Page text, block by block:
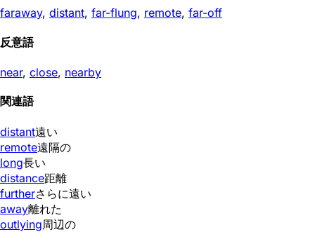
faraway, distant, far-flung, remote, far-off
反意語
near, close, nearby
関連語
distant遠い
remote遠隔の
long長い
distance距離
furtherさらに遠い
away離れた
outlying周辺の